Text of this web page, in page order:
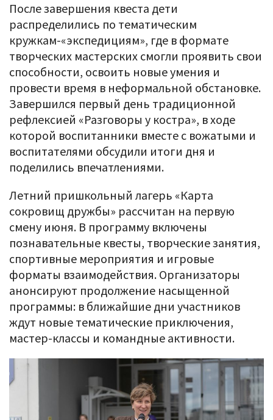
После завершения квеста дети
распределились по тематическим
кружкам-«экспедициям», где в формате
творческих мастерских смогли проявить свои
способности, освоить новые умения и
провести время в неформальной обстановке.
Завершился первый день традиционной
рефлексией «Разговоры у костра», в ходе
которой воспитанники вместе с вожатыми и
воспитателями обсудили итоги дня и
поделились впечатлениями.
Летний пришкольный лагерь «Карта
сокровищ дружбы» рассчитан на первую
смену июня. В программу включены
познавательные квесты, творческие занятия,
спортивные мероприятия и игровые
форматы взаимодействия. Организаторы
анонсируют продолжение насыщенной
программы: в ближайшие дни участников
ждут новые тематические приключения,
мастер-классы и командные активности.